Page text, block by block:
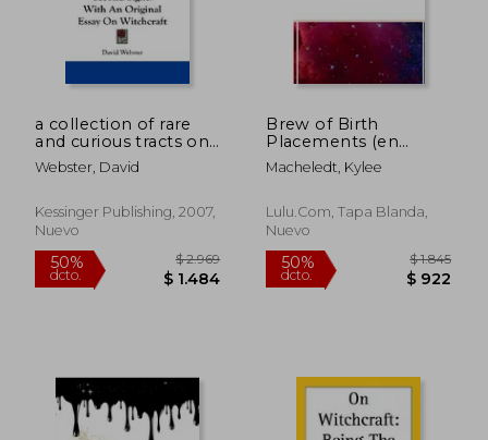
$ 1.162
a collection of rare
and curious tracts on
witchcraft and the
second sight: with an
witchcraft (en Inglés)
Webster, David
Kessinger Publishing, 2007,
Nuevo
Brew of Birth
Placements (en
Inglés)
Macheledt, Kylee
Lulu.com, Tapa Blanda,
Nuevo